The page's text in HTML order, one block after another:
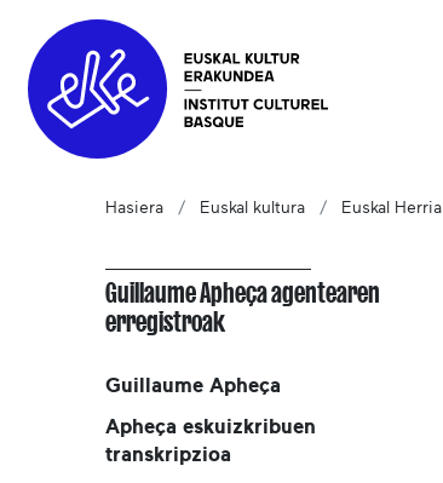
Hasiera Euskal kultura Euskal Herria
Guillaume Apheça agentearen
erregistroak
Guillaume Apheça
Apheça eskuizkribuen
transkripzioa